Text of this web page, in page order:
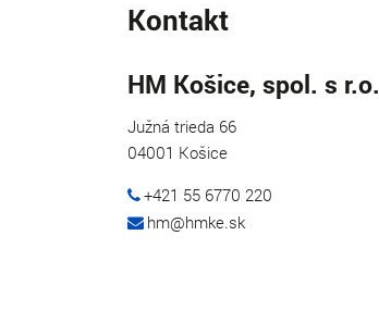
Kontakt
HM Košice, spol. s r.o.
Južná trieda 66
04001 Košice
+421 55 6770 220
hm@hmke.sk